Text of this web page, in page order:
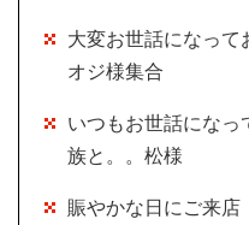
大変お世話になって
オジ様集合
いつもお世話になっ
族と。。松様
賑やかな日にご来